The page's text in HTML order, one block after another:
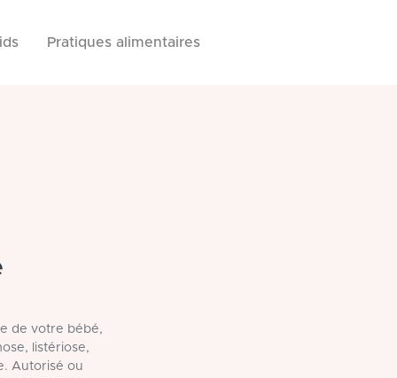
Pratiques alimentaires
de votre bébé,
listériose,
Autorisé ou